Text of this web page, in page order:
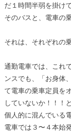
だ１時間半弱を掛け
そのバスと、電車の
それは、それぞれの
通勤電車では、これ
ンスでも、「お身体
て電車の乗車定員を
していないか！！！
個人的に混んでいる
電車では３〜４本始